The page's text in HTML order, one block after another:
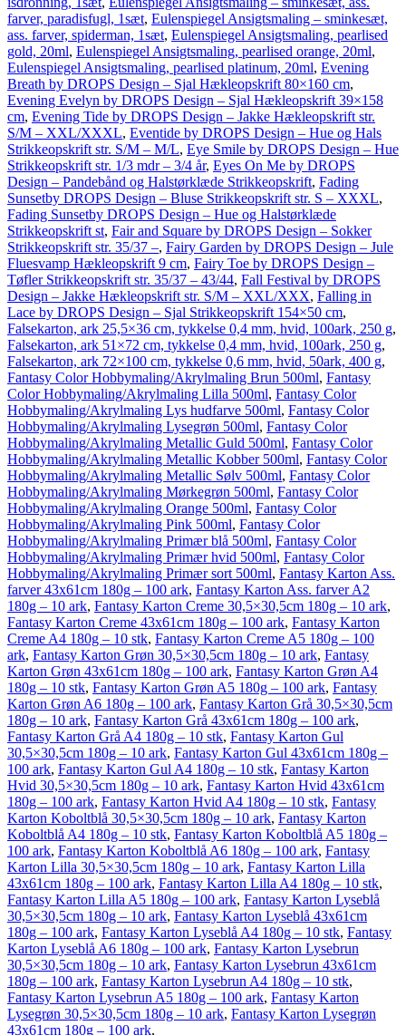
farver, paradisfugl, 1sæt, Eulenspiegel Ansigtsmaling – sminkesæt,
ass. farver, spiderman, 1sæt, Eulenspiegel Ansigtsmaling, pearlised
gold, 20ml, Eulenspiegel Ansigtsmaling, pearlised orange, 20ml,
Eulenspiegel Ansigtsmaling, pearlised platinum, 20ml, Evening
Breath by DROPS Design – Sjal Hækleopskrift 80×160 cm,
Evening Evelyn by DROPS Design – Sjal Hækleopskrift 39×158
cm, Evening Tide by DROPS Design – Jakke Hækleopskrift str.
S/M – XXL/XXXL, Eventide by DROPS Design – Hue og Hals
Strikkeopskrift str. S/M – M/L, Eye Smile by DROPS Design – Hue
Strikkeopskrift str. 1/3 mdr – 3/4 år, Eyes On Me by DROPS
Design – Pandebånd og Halstørklæde Strikkeopskrift, Fading
Sunsetby DROPS Design – Bluse Strikkeopskrift str. S – XXXL,
Fading Sunsetby DROPS Design – Hue og Halstørklæde
Strikkeopskrift st, Fair and Square by DROPS Design – Sokker
Strikkeopskrift str. 35/37 –, Fairy Garden by DROPS Design – Jule
Fluesvamp Hækleopskrift 9 cm, Fairy Toe by DROPS Design –
Tøfler Strikkeopskrift str. 35/37 – 43/44, Fall Festival by DROPS
Design – Jakke Hækleopskrift str. S/M – XXL/XXX, Falling in
Lace by DROPS Design – Sjal Strikkeopskrift 154×50 cm,
Falsekarton, ark 25,5×36 cm, tykkelse 0,4 mm, hvid, 100ark, 250 g,
Falsekarton, ark 51×72 cm, tykkelse 0,4 mm, hvid, 100ark, 250 g,
Falsekarton, ark 72×100 cm, tykkelse 0,6 mm, hvid, 50ark, 400 g,
Fantasy Color Hobbymaling/Akrylmaling Brun 500ml, Fantasy
Color Hobbymaling/Akrylmaling Lilla 500ml, Fantasy Color
Hobbymaling/Akrylmaling Lys hudfarve 500ml, Fantasy Color
Hobbymaling/Akrylmaling Lysegrøn 500ml, Fantasy Color
Hobbymaling/Akrylmaling Metallic Guld 500ml, Fantasy Color
Hobbymaling/Akrylmaling Metallic Kobber 500ml, Fantasy Color
Hobbymaling/Akrylmaling Metallic Sølv 500ml, Fantasy Color
Hobbymaling/Akrylmaling Mørkegrøn 500ml, Fantasy Color
Hobbymaling/Akrylmaling Orange 500ml, Fantasy Color
Hobbymaling/Akrylmaling Pink 500ml, Fantasy Color
Hobbymaling/Akrylmaling Primær blå 500ml, Fantasy Color
Hobbymaling/Akrylmaling Primær hvid 500ml, Fantasy Color
Hobbymaling/Akrylmaling Primær sort 500ml, Fantasy Karton Ass.
farver 43x61cm 180g – 100 ark, Fantasy Karton Ass. farver A2
180g – 10 ark, Fantasy Karton Creme 30,5×30,5cm 180g – 10 ark,
Fantasy Karton Creme 43x61cm 180g – 100 ark, Fantasy Karton
Creme A4 180g – 10 stk, Fantasy Karton Creme A5 180g – 100
ark, Fantasy Karton Grøn 30,5×30,5cm 180g – 10 ark, Fantasy
Karton Grøn 43x61cm 180g – 100 ark, Fantasy Karton Grøn A4
180g – 10 stk, Fantasy Karton Grøn A5 180g – 100 ark, Fantasy
Karton Grøn A6 180g – 100 ark, Fantasy Karton Grå 30,5×30,5cm
180g – 10 ark, Fantasy Karton Grå 43x61cm 180g – 100 ark,
Fantasy Karton Grå A4 180g – 10 stk, Fantasy Karton Gul
30,5×30,5cm 180g – 10 ark, Fantasy Karton Gul 43x61cm 180g –
100 ark, Fantasy Karton Gul A4 180g – 10 stk, Fantasy Karton
Hvid 30,5×30,5cm 180g – 10 ark, Fantasy Karton Hvid 43x61cm
180g – 100 ark, Fantasy Karton Hvid A4 180g – 10 stk, Fantasy
Karton Koboltblå 30,5×30,5cm 180g – 10 ark, Fantasy Karton
Koboltblå A4 180g – 10 stk, Fantasy Karton Koboltblå A5 180g –
100 ark, Fantasy Karton Koboltblå A6 180g – 100 ark, Fantasy
Karton Lilla 30,5×30,5cm 180g – 10 ark, Fantasy Karton Lilla
43x61cm 180g – 100 ark, Fantasy Karton Lilla A4 180g – 10 stk,
Fantasy Karton Lilla A5 180g – 100 ark, Fantasy Karton Lyseblå
30,5×30,5cm 180g – 10 ark, Fantasy Karton Lyseblå 43x61cm
180g – 100 ark, Fantasy Karton Lyseblå A4 180g – 10 stk, Fantasy
Karton Lyseblå A6 180g – 100 ark, Fantasy Karton Lysebrun
30,5×30,5cm 180g – 10 ark, Fantasy Karton Lysebrun 43x61cm
180g – 100 ark, Fantasy Karton Lysebrun A4 180g – 10 stk,
Fantasy Karton Lysebrun A5 180g – 100 ark, Fantasy Karton
Lysegrøn 30,5×30,5cm 180g – 10 ark, Fantasy Karton Lysegrøn
43x61cm 180g – 100 ark,